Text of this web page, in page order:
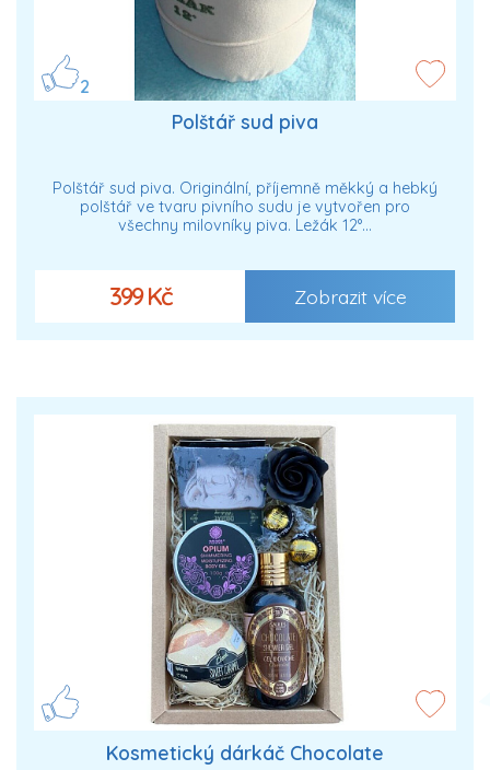
2
Polštář sud piva
Polštář sud piva. Originální, příjemně měkký a hebký
polštář ve tvaru pivního sudu je vytvořen pro
všechny milovníky piva. Ležák 12°…
399 Kč Zobrazit více
Kosmetický dárkáč Chocolate